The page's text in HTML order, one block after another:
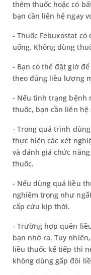
thêm thuốc hoặc có
bạn cần liên hệ ngay
- Thuốc Febuxostat
uống. Không dùng
- Bạn có thể đặt giờ
theo đúng liều lượng
- Nếu tình trạng bệnh
thuốc, bạn cần liên hệ
- Trong quá trình
thực hiện các xét
và đánh giá chức
thuốc.
- Nếu dùng quá liều
nghiêm trọng như
cấp cứu kịp thời.
- Trường hợp quên
bạn nhớ ra. Tuy
liều thuốc kế tiếp thì
không dùng gấp đôi